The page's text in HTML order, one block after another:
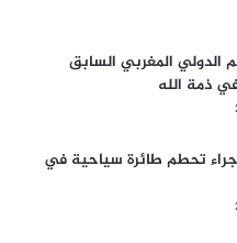
الدولي المغربي السابق
ذمة الله
جراء تحطم طائرة سياحية في